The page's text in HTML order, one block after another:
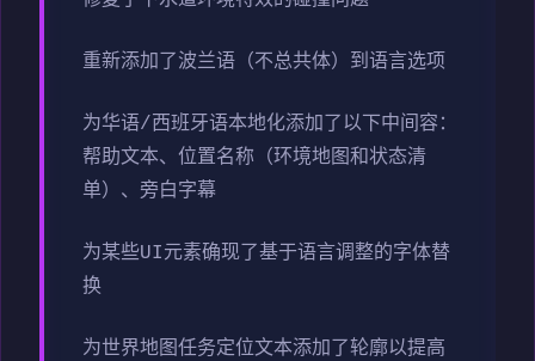
重新添加了波兰语（不总共体）到语言选项
为华语/西班牙语本地化添加了以下中间容：
帮助文本、位置名称（环境地图和状态清
单）、旁白字幕
为某些UI元素确现了基于语言调整的字体替
换
为世界地图任务定位文本添加了轮廓以提高